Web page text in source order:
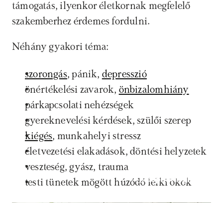
támogatás, ilyenkor életkornak megfelelő
szakemberhez érdemes fordulni.
Néhány gyakori téma:
szorongás, pánik, depresszió
önértékelési zavarok, önbizalomhiány
párkapcsolati nehézségek
gyereknevelési kérdések, szülői szerep
kiégés, munkahelyi stressz
életvezetési elakadások, döntési helyzetek
veszteség, gyász, trauma
testi tünetek mögött húzódó lelki okok
Időpontfoglalás